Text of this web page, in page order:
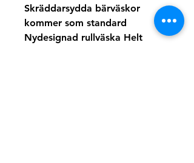
Skräddarsydda bärväskor
kommer som standard
Nydesignad rullväska Helt